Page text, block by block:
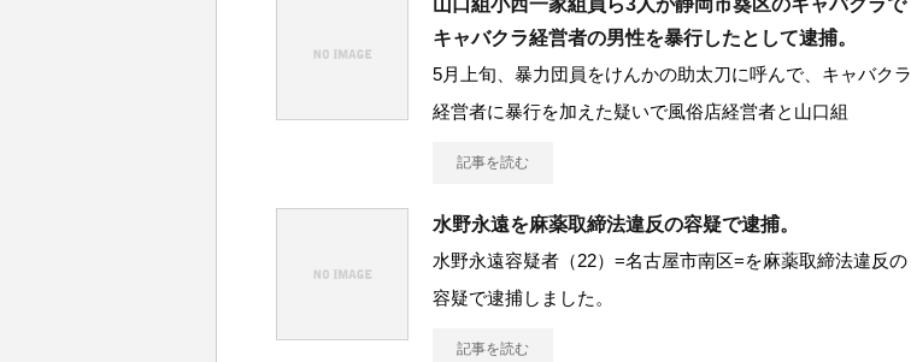
山口組小西一家組員ら3人が静岡市葵区のキャバクラで
キャバクラ経営者の男性を暴行したとして逮捕。
5月上旬、暴力団員をけんかの助太刀に呼んで、キャバクラ
経営者に暴行を加えた疑いで風俗店経営者と山口組
記事を読む
水野永遠を麻薬取締法違反の容疑で逮捕。
水野永遠容疑者（22）=名古屋市南区=を麻薬取締法違反の
容疑で逮捕しました。
記事を読む